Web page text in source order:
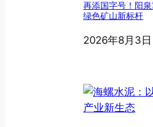
再添国字号！阳
绿色矿山新标杆
2026年8月3日